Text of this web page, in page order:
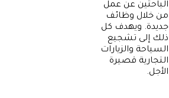
الباحثين عن عمل
من خلال وظائف
جديدة. ويهدف كل
ذلك إلى تشجيع
السياحة والزيارات
التجارية قصيرة
الأجل.